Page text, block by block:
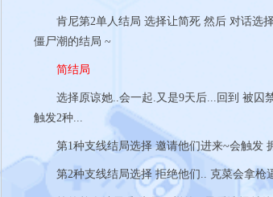
肯尼第2单人结局 选择让简死 然后 对话选择
僵尸潮的结局 ~
简结局
选择原谅她..会一起.又是9天后...回到 被囚
触发2种...
第1种支线结局选择 邀请他们进来~会触发
第2种支线结局选择 拒绝他们.. 克菜会拿枪